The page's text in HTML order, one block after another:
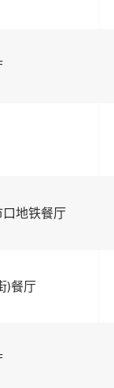
地铁餐厅
)餐厅